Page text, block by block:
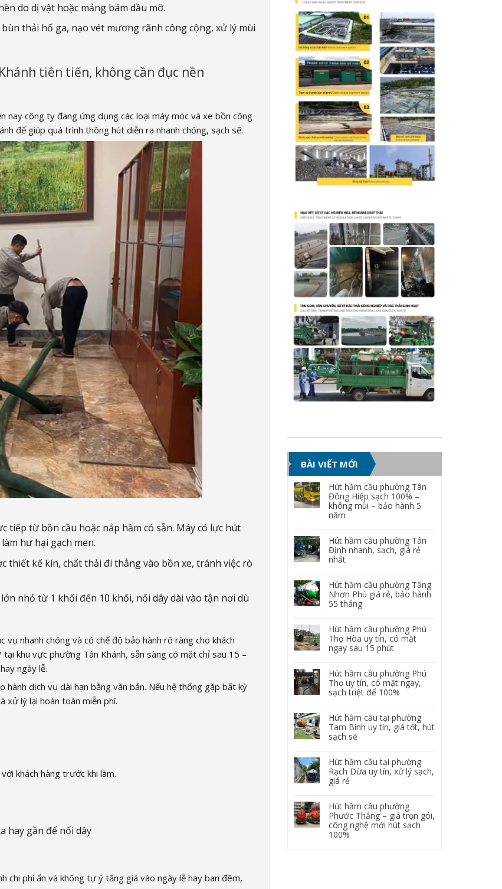
do dị vật hoặc mảng bám dầu mỡ.
thải hố ga, nạo vét mương rãnh công cộng, xử lý mùi
tiên tiến, không cần đục nền
nay công ty đang ứng dụng các loại máy móc và xe bồn công
để giúp quá trình thông hút diễn ra nhanh chóng, sạch sẽ.
từ bồn cầu hoặc nắp hầm có sẵn. Máy có lực hút
hư hại gạch men.
thiết kế kín, chất thải đi thẳng vào bồn xe, tránh việc rò
nhỏ từ 1 khối đến 10 khối, nối dây dài vào tận nơi dù
vụ nhanh chóng và có chế độ bảo hành rõ ràng cho khách
khu vực phường Tân Khánh, sẵn sàng có mặt chỉ sau 15 –
ngày lễ.
hành dịch vụ dài hạn bằng văn bản. Nếu hệ thống gặp bất kỳ
xử lý lại hoàn toàn miễn phí.
khách hàng trước khi làm.
hay gần để nối dây
chi phí ẩn và không tự ý tăng giá vào ngày lễ hay ban đêm,
BÀI VIẾT MỚI
Hút hầm cầu phường Tân
Đông Hiệp sạch 100% –
không mùi – bảo hành 5
năm
Hút hầm cầu phường Tân
Định nhanh, sạch, giá rẻ
nhất
Hút hầm cầu phường Tăng
Nhơn Phú giá rẻ, bảo hành
55 tháng
Hút hầm cầu phường Phú
Thọ Hòa uy tín, có mặt
ngay sau 15 phút
Hút hầm cầu phường Phú
Thọ uy tín, có mặt ngay,
sạch triệt để 100%
Hút hầm cầu tại phường
Tam Bình uy tín, giá tốt, hút
sạch sẽ
Hút hầm cầu tại phường
Rạch Dừa uy tín, xử lý sạch,
giá rẻ
Hút hầm cầu phường
Phước Thắng – giá trọn gói,
công nghệ mới hút sạch
100%